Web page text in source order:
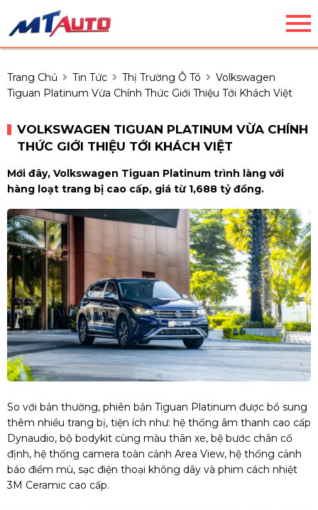
Trang Chủ Tin Tức Thị Trường Ô Tô
Volkswagen
Tiguan Platinum Vừa Chính Thức Giới Thiệu Tới Khách Việt
VOLKSWAGEN TIGUAN PLATINUM VỪA CHÍNH
THỨC GIỚI THIỆU TỚI KHÁCH VIỆT
Mới đây, Volkswagen Tiguan Platinum trình làng với
hàng loạt trang bị cao cấp, giá từ 1,688 tỷ đồng.
So với bản thường, phiên bản Tiguan Platinum được bổ sung
thêm nhiều trang bị, tiện ích như: hệ thống âm thanh cao cấp
Dynaudio, bộ bodykit cùng màu thân xe, bệ bước chân cố
định, hệ thống camera toàn cảnh Area View, hệ thống cảnh
báo điểm mù, sạc điện thoại không dây và phim cách nhiệt
3M Ceramic cao cấp.